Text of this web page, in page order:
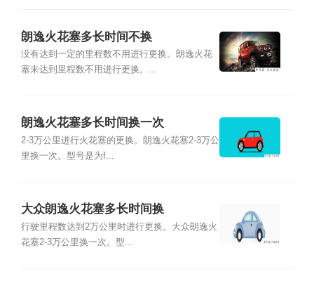
朗逸火花塞多长时间不换
没有达到一定的里程数不用进行更换。朗逸火花
塞未达到里程数不用进行更换。...
朗逸火花塞多长时间换一次
2-3万公里进行火花塞的更换。朗逸火花塞2-3万公
里换一次。型号是为f...
大众朗逸火花塞多长时间换
行驶里程数达到2万公里时进行更换。大众朗逸火
花塞2-3万公里换一次。型...